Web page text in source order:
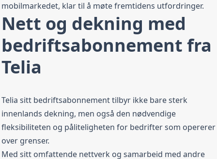
mobilmarkedet, klar til å møte fremtidens utfordringer.
Nett og dekning med
bedriftsabonnement fra
Telia
Telia sitt bedriftsabonnement tilbyr ikke bare sterk
innenlands dekning, men også den nødvendige
fleksibiliteten og påliteligheten for bedrifter som opererer
over grenser.
Med sitt omfattende nettverk og samarbeid med andre